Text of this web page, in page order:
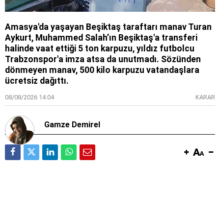
Amasya'da yaşayan Beşiktaş taraftarı manav Turan
Aykurt, Muhammed Salah’ın Beşiktaş'a transferi
halinde vaat ettiği 5 ton karpuzu, yıldız futbolcu
Trabzonspor'a imza atsa da unutmadı. Sözünden
dönmeyen manav, 500 kilo karpuzu vatandaşlara
ücretsiz dağıttı.
08/08/2026 14:04 KARAR
Gamze Demirel